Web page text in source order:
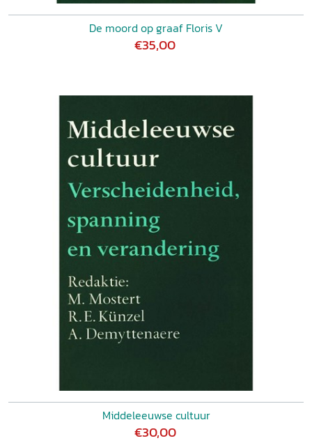
De moord op graaf Floris V
€35,00
Middeleeuwse cultuur
€30,00